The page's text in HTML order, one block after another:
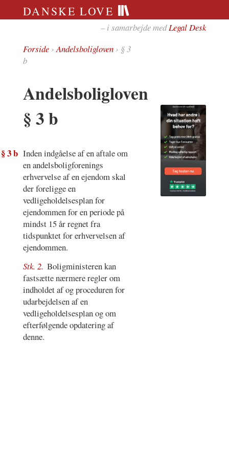
DANSKE LOVE
– i samarbejde medLegal Desk
Forside›Andelsboligloven› § 3
b
Andelsboligloven
§ 3 b
§ 3 b Inden indgåelse af en aftale om
en andelsboligforenings
erhvervelse af en ejendom skal
der foreligge en
vedligeholdelsesplan for
ejendommen for en periode på
mindst 15 år regnet fra
tidspunktet for erhvervelsen af
ejendommen.
Stk. 2. Boligministeren kan
fastsætte nærmere regler om
indholdet af og proceduren for
udarbejdelsen af en
vedligeholdelsesplan og om
efterfølgende opdatering af
denne.